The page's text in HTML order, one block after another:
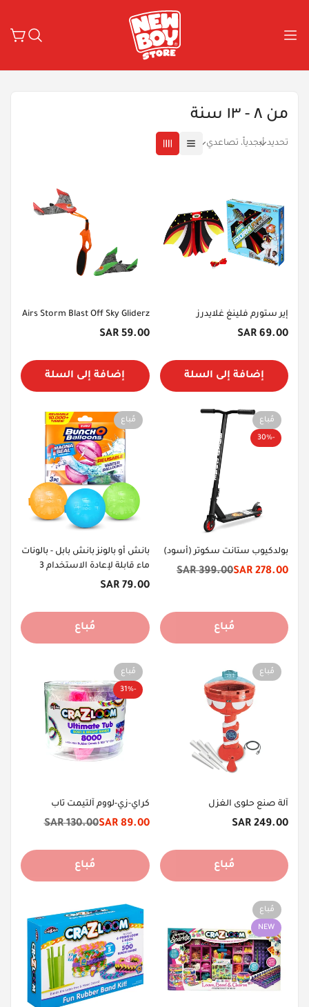
من ٨ - ١٣ سنة
تحديد أبجدياً، تصاعدي
إير ستورم فلينغ غلايدرز
السعر
69.00 SAR
إضافة إلى السلة
Airs Storm Blast Off Sky Gliderz
السعر
59.00 SAR
إضافة إلى السلة
مُباع
-30%
بولدكيوب ستانت سكوتر (أسود)
سعر
278.00 SAR
السعر
399.00 SAR
مُباع
مُباع
بانش أو بالونز بانش بابل - بالونات
ماء قابلة لإعادة الاستخدام 3
قطع
السعر
79.00 SAR
مُباع
مُباع
آلة صنع حلوى الغزل
السعر
249.00 SAR
مُباع
مُباع
-31%
كراي-زي-لووم آلتيمت تاب
سعر
89.00 SAR
السعر
130.00 SAR
مُباع
مُباع
NEW